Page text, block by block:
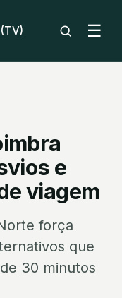
☰
e
viagem
força
que
30 minutos